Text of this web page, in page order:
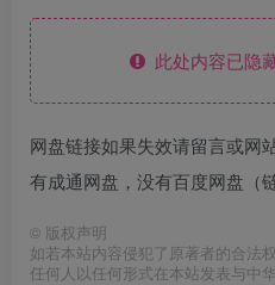
此处内容已隐
网盘链接如果失效请留言或网
有成通网盘，没有百度网盘（
© 版权声明
如若本站内容侵犯了原著者的合法
任何人以任何形式在本站发表与中